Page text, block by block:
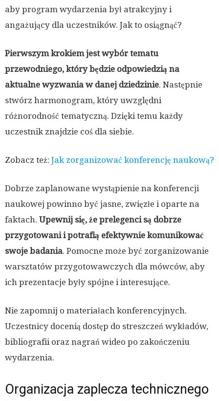
aby program wydarzenia był atrakcyjny i
angażujący dla uczestników. Jak to osiągnąć?
Pierwszym krokiem jest wybór tematu
przewodniego, który będzie odpowiedzią na
aktualne wyzwania w danej dziedzinie. Następnie
stwórz harmonogram, który uwzględni
różnorodność tematyczną. Dzięki temu każdy
uczestnik znajdzie coś dla siebie.
Zobacz też: Jak zorganizować konferencję naukową?
Dobrze zaplanowane wystąpienie na konferencji
naukowej powinno być jasne, zwięzłe i oparte na
faktach. Upewnij się, że prelegenci są dobrze
przygotowani i potrafią efektywnie komunikować
swoje badania. Pomocne może być zorganizowanie
warsztatów przygotowawczych dla mówców, aby
ich prezentacje były spójne i interesujące.
Nie zapomnij o materiałach konferencyjnych.
Uczestnicy docenią dostęp do streszczeń wykładów,
bibliografii oraz nagrań wideo po zakończeniu
wydarzenia.
Organizacja zaplecza technicznego